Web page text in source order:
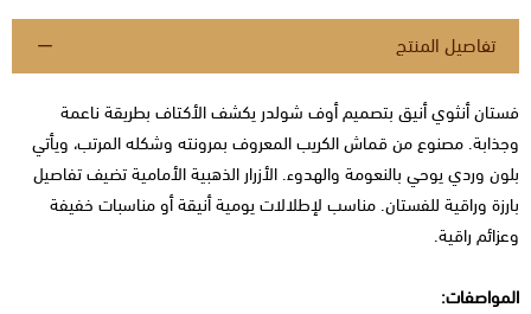
تفاصيل المنتج
فستان أنثوي أنيق بتصميم أوف شولدر يكشف الأكتاف بطريقة ناعمة
وجذابة. مصنوع من قماش الكريب المعروف بمرونته وشكله المرتب، ويأتي
بلون وردي يوحي بالنعومة والهدوء. الأزرار الذهبية الأمامية تضيف تفاصيل
بارزة وراقية للفستان. مناسب لإطلالات يومية أنيقة أو مناسبات خفيفة
وعزائم راقية.
المواصفات: